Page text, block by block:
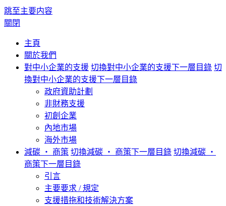
跳至主要内容
關閉
主頁
關於我們
對中小企業的支援 切換對中小企業的支援下一層目錄 切
換對中小企業的支援下一層目錄
政府資助計劃
非財務支援
初創企業
內地市場
海外市場
減碳 ‧ 商策 切換減碳 ‧ 商策下一層目錄 切換減碳 ‧
商策下一層目錄
引言
主要要求 / 規定
支援措拖和技術解決方案